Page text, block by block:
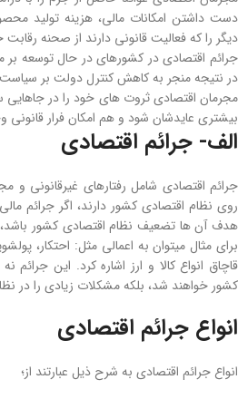
دست داشتن امکانات مالی، هزینه تولید
دیگر را که فعالیت قانونی دارند از صحنه
جرائم اقتصادی در کشورهای در حال توسعه بر
در نتیجه منجر به کاهش کنترل دولت بر
مجرمان اقتصادی ثروت­ های خود را در
بیشتری عایدشان شود و هم امکان فرار قانونی
الف- جرائم اقتصادی
جرائم اقتصادی شامل رفتارهای غیرقانونی و
روی نظام اقتصادی کشور دارند، اگر جرائم
هدف آن ها تضعیف نظام اقتصادی کشور باشد،
برای مثال می­توان به اعمالی مثل: احتکار،
قاچاق انواع کالا و ارز اشاره کرد. این
کشور خواهند شد، بلکه مشکلات زیادی را در
انواع جرائم اقتصادی
انواع جرائم اقتصادی به شرح ذیل عبارتند از؛